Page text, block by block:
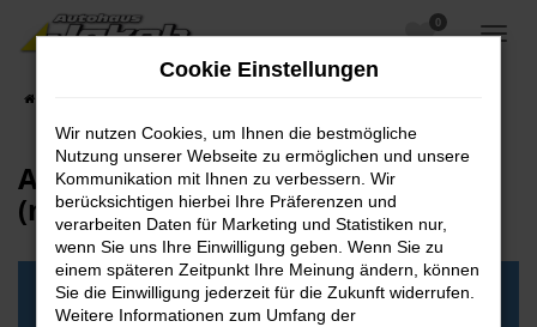
Zum
Hauptinhalt
0
Azubi Automobilkaufmann
(m/w/d) gesucht
Cookie Einstellungen
Wir nutzen Cookies, um Ihnen die bestmögliche
Nutzung unserer Webseite zu ermöglichen und unsere
Kommunikation mit Ihnen zu verbessern. Wir
berücksichtigen hierbei Ihre Präferenzen und
verarbeiten Daten für Marketing und Statistiken nur,
wenn Sie uns Ihre Einwilligung geben. Wenn Sie zu
einem späteren Zeitpunkt Ihre Meinung ändern, können
Sie die Einwilligung jederzeit für die Zukunft widerrufen.
Weitere Informationen zum Umfang der